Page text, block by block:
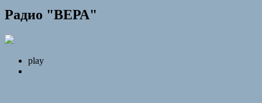
Радио "ВЕРА"
play